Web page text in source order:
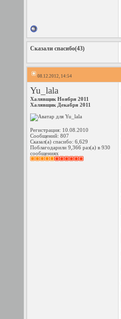
Сказали спасибо(43)
08.12.2012, 14:54
Yu_lala
Халявщик Ноября 2011
Халявщик Декабря 2011
Регистрация: 10.08.2010
Сообщений: 807
Сказал(а) спасибо: 6,629
Поблагодарили 9,366 раз(а) в 930
сообщениях